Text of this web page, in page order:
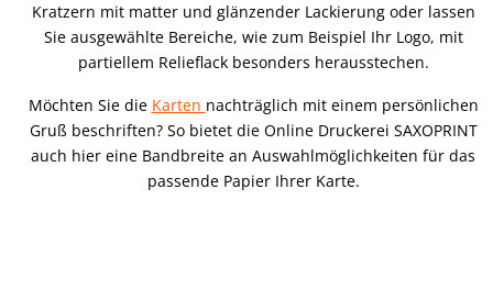
Kratzern mit matter und glänzender Lackierung oder lassen
Sie ausgewählte Bereiche, wie zum Beispiel Ihr Logo, mit
partiellem Relieflack besonders herausstechen.
Möchten Sie die Karten nachträglich mit einem persönlichen
Gruß beschriften? So bietet die Online Druckerei SAXOPRINT
auch hier eine Bandbreite an Auswahlmöglichkeiten für das
passende Papier Ihrer Karte.